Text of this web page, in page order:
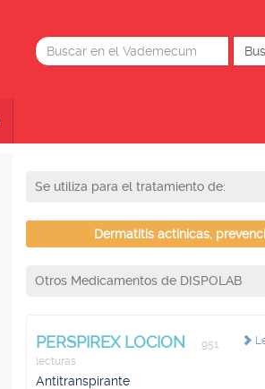
Se utiliza para el tratamiento de:
Dermatitis actínicas,
Otros Medicamentos de DISPOLAB
PERSPIREX LOCION
951
lecturas
Antitranspirante